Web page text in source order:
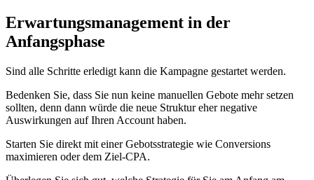
Erwartungsmanagement in der
Anfangsphase
Sind alle Schritte erledigt kann die Kampagne gestartet werden.
Bedenken Sie, dass Sie nun keine manuellen Gebote mehr setzen
sollten, denn dann würde die neue Struktur eher negative
Auswirkungen auf Ihren Account haben.
Starten Sie direkt mit einer Gebotsstrategie wie Conversions
maximieren oder dem Ziel-CPA.